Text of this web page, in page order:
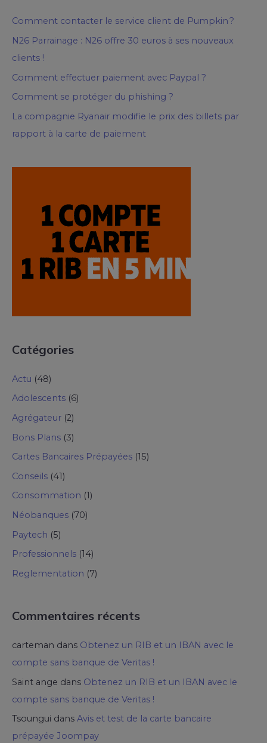
Comment contacter le service client de Pumpkin ?
N26 Parrainage : N26 offre 30 euros à ses nouveaux
clients !
Comment effectuer paiement avec Paypal ?
Comment se protéger du phishing ?
La compagnie Ryanair modifie le prix des billets par
rapport à la carte de paiement
Catégories
Actu (48)
Adolescents (6)
Agrégateur (2)
Bons Plans (3)
Cartes Bancaires Prépayées (15)
Conseils (41)
Consommation (1)
Néobanques (70)
Paytech (5)
Professionnels (14)
Reglementation (7)
Commentaires récents
carteman dans Obtenez un RIB et un IBAN avec le
compte sans banque de Veritas !
Saint ange dans Obtenez un RIB et un IBAN avec le
compte sans banque de Veritas !
Tsoungui dans Avis et test de la carte bancaire
prépayée Joompay